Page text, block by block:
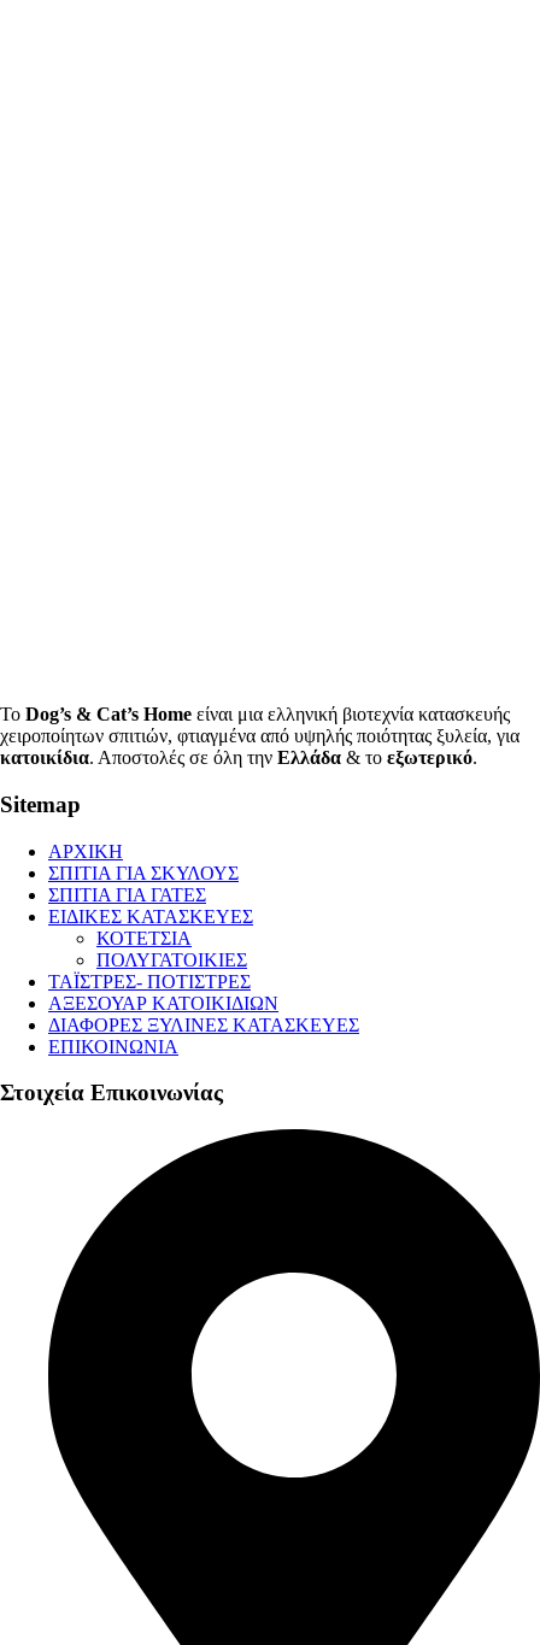
Το Dog’s & Cat’s Home είναι μια ελληνική βιοτεχνία κατασκευής
χειροποίητων σπιτιών, φτιαγμένα από υψηλής ποιότητας ξυλεία, για
κατοικίδια. Αποστολές σε όλη την Ελλάδα & το εξωτερικό.
Sitemap
ΑΡΧΙΚΗ
ΣΠΙΤΙΑ ΓΙΑ ΣΚΥΛΟΥΣ
ΣΠΙΤΙΑ ΓΙΑ ΓΑΤΕΣ
ΕΙΔΙΚΕΣ ΚΑΤΑΣΚΕΥΕΣ
ΚΟΤΕΤΣΙΑ
ΠΟΛΥΓΑΤΟΙΚΙΕΣ
ΤΑΪΣΤΡΕΣ- ΠΟΤΙΣΤΡΕΣ
ΑΞΕΣΟΥΑΡ ΚΑΤΟΙΚΙΔΙΩΝ
ΔΙΑΦΟΡΕΣ ΞΥΛΙΝΕΣ ΚΑΤΑΣΚΕΥΕΣ
ΕΠΙΚΟΙΝΩΝΙΑ
Στοιχεία Επικοινωνίας